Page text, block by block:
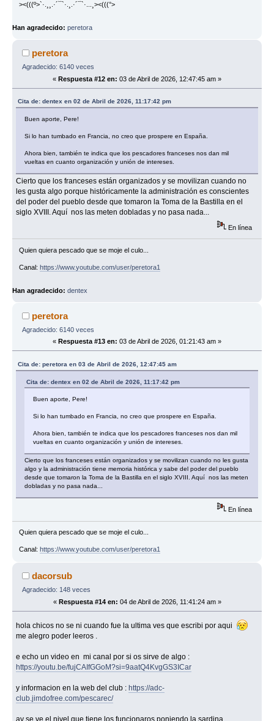
><(((º>`·.¸¸.·´¯`·.¸.·´¯`·...¸><(((°>
Han agradecido: peretora
peretora
Agradecido: 6140 veces
« Respuesta #12 en: 03 de Abril de 2026, 12:47:45 am »
Cita de: dentex en 02 de Abril de 2026, 11:17:42 pm
Buen aporte, Pere!
Si lo han tumbado en Francia, no creo que prospere en España.
Ahora bien, también te indica que los pescadores franceses nos dan mil
vueltas en cuanto organización y unión de intereses.
Cierto que los franceses están organizados y se movilizan cuando no
les gusta algo porque históricamente la administración es conscientes
del poder del pueblo desde que tomaron la Toma de la Bastilla en el
siglo XVIII. Aquí nos las meten dobladas y no pasa nada...
En línea
Quien quiera pescado que se moje el culo...
Canal: https://www.youtube.com/user/peretora1
Han agradecido: dentex
peretora
Agradecido: 6140 veces
« Respuesta #13 en: 03 de Abril de 2026, 01:21:43 am »
Cita de: peretora en 03 de Abril de 2026, 12:47:45 am
Cita de: dentex en 02 de Abril de 2026, 11:17:42 pm
Buen aporte, Pere!
Si lo han tumbado en Francia, no creo que prospere en España.
Ahora bien, también te indica que los pescadores franceses nos dan mil
vueltas en cuanto organización y unión de intereses.
Cierto que los franceses están organizados y se movilizan cuando no les gusta
algo y la administración tiene memoria histórica y sabe del poder del pueblo
desde que tomaron la Toma de la Bastilla en el siglo XVIII. Aquí nos las meten
dobladas y no pasa nada...
En línea
Quien quiera pescado que se moje el culo...
Canal: https://www.youtube.com/user/peretora1
dacorsub
Agradecido: 148 veces
« Respuesta #14 en: 04 de Abril de 2026, 11:41:24 am »
hola chicos no se ni cuando fue la ultima ves que escribi por aqui
me alegro poder leeros .
e echo un video en mi canal por si os sirve de algo :
https://youtu.be/fujCAIfGGoM?si=9aatQ4KvgGS3ICar
y informacion en la web del club : https://adc-
club.jimdofree.com/pescarec/